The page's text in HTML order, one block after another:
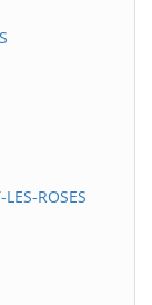
ROSES